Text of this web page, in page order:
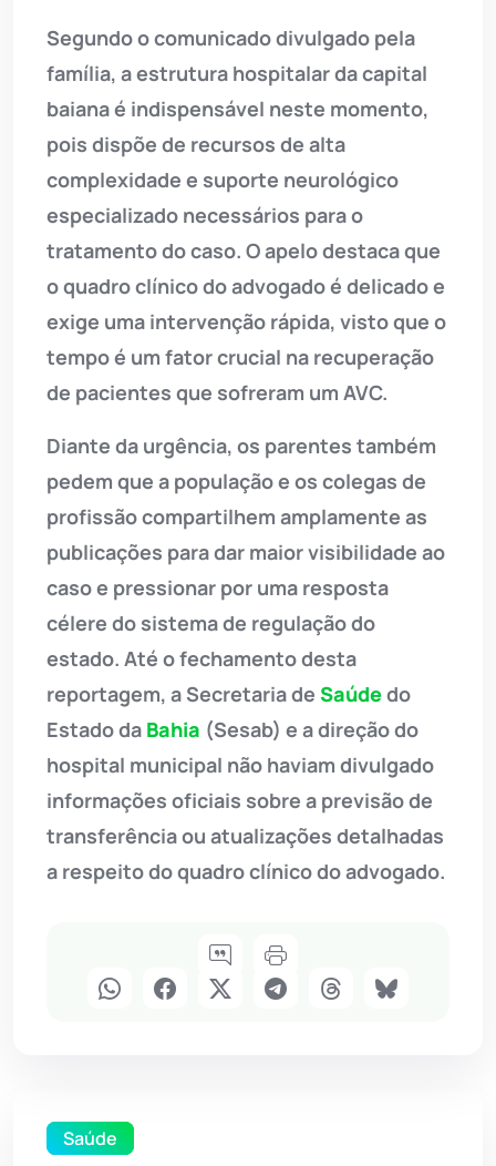
Segundo o comunicado divulgado pela
família, a estrutura hospitalar da capital
baiana é indispensável neste momento,
pois dispõe de recursos de alta
complexidade e suporte neurológico
especializado necessários para o
tratamento do caso. O apelo destaca que
o quadro clínico do advogado é delicado e
exige uma intervenção rápida, visto que o
tempo é um fator crucial na recuperação
de pacientes que sofreram um AVC.
Diante da urgência, os parentes também
pedem que a população e os colegas de
profissão compartilhem amplamente as
publicações para dar maior visibilidade ao
caso e pressionar por uma resposta
célere do sistema de regulação do
estado. Até o fechamento desta
reportagem, a Secretaria de Saúdedo
Estado da Bahia (Sesab) e a direção do
hospital municipal não haviam divulgado
informações oficiais sobre a previsão de
transferência ou atualizações detalhadas
a respeito do quadro clínico do advogado.
Saúde